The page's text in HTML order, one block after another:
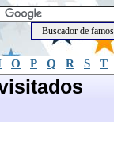
O P Q R S T